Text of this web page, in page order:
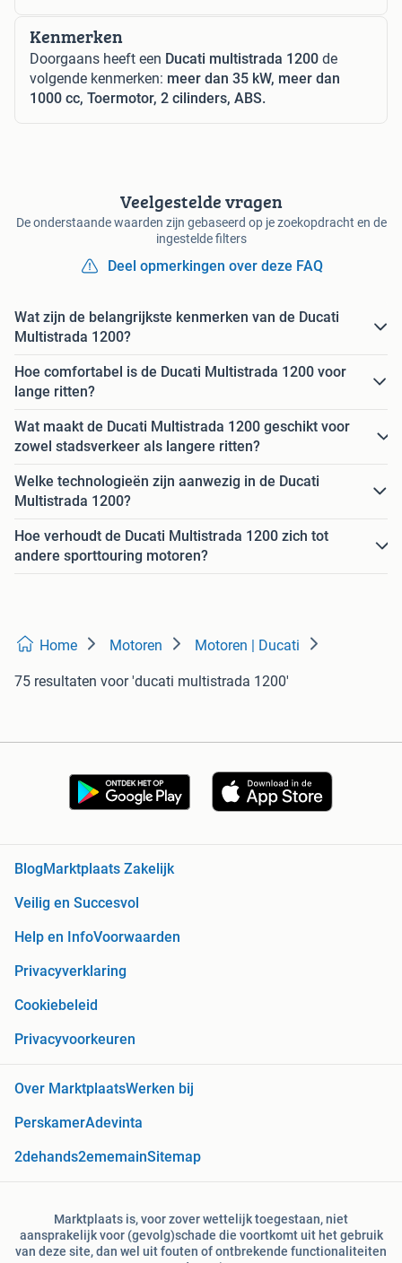
Kenmerken
Doorgaans heeft een Ducati multistrada 1200 de
volgende kenmerken: meer dan 35 kW, meer dan
1000 cc, Toermotor, 2 cilinders, ABS.
Veelgestelde vragen
De onderstaande waarden zijn gebaseerd op je zoekopdracht en de
ingestelde filters
Deel opmerkingen over deze FAQ
Wat zijn de belangrijkste kenmerken van de Ducati
Multistrada 1200?
Hoe comfortabel is de Ducati Multistrada 1200 voor
lange ritten?
Wat maakt de Ducati Multistrada 1200 geschikt voor
zowel stadsverkeer als langere ritten?
Welke technologieën zijn aanwezig in de Ducati
Multistrada 1200?
Hoe verhoudt de Ducati Multistrada 1200 zich tot
andere sporttouring motoren?
Home Motoren Motoren | Ducati
75 resultaten voor 'ducati multistrada 1200'
BlogMarktplaats Zakelijk
Veilig en Succesvol
Help en InfoVoorwaarden
Privacyverklaring
Cookiebeleid
Privacyvoorkeuren
Over MarktplaatsWerken bij
PerskamerAdevinta
2dehands2ememainSitemap
Marktplaats is, voor zover wettelijk toegestaan, niet
aansprakelijk voor (gevolg)schade die voortkomt uit het gebruik
van deze site, dan wel uit fouten of ontbrekende functionaliteiten